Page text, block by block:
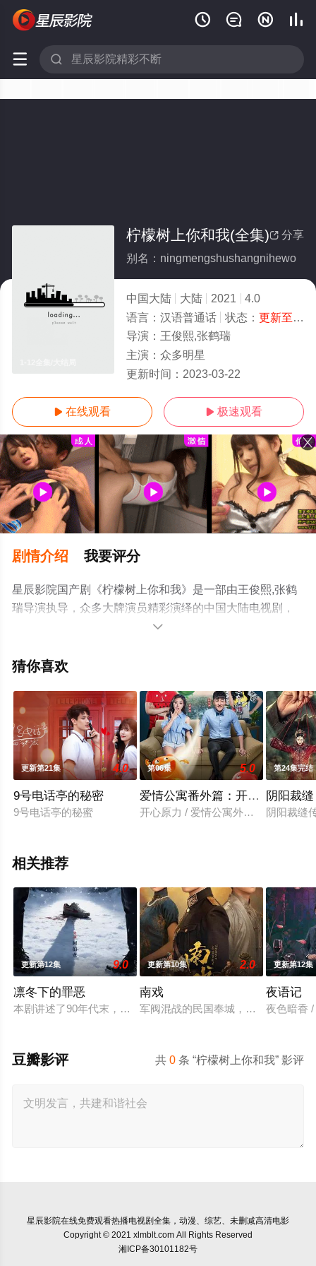
   
 
 分享
柠檬树上你和我(全集)
别名：ningmengshushangnihewo
中国大陆 大陆 2021
4.0
语言： 汉语普通话 状态： 更新至12集完结
导演： 王俊熙,张鹤瑞
主演： 众多明星
更新时间： 2023-03-22
 在线观看  极速观看
剧情介绍 我要评分
星辰影院国产剧《柠檬树上你和我》是一部由王俊熙,张鹤
瑞导演执导，众多大牌演员精彩演绎的中国大陆电视剧，
大结局剧情已揭晓（1-12全集），超前点播免费观看高清
移步至豆瓣电视剧、电视猫或剧情网等平台了解。

猜你喜欢
更新第21集 4.0
9号电话亭的秘密
9号电话亭的秘蜜
第06集 5.0
爱情公寓番外篇：开心原力
开心原力 / 爱情公寓外传之开心原力
第24集完结
阴阳裁缝
阴阳裁缝
相关推荐
更新第12集 9.0
凛冬下的罪恶
本剧讲述了90年代末，怒河市刑侦支队在无普及监控、无DNA
更新第10集 2.0
南戏
军阀混战的民国奉城，玉佛头离奇失
更新第12集
夜语记
夜色暗香
共0 条 “柠檬树上你和我” 影评
豆瓣影评
星辰影院在线免费观看热播电视剧全集，动漫、综艺、未删减高清电影
Copyright © 2021 xlmblt.com All Rights Reserved
湘ICP备30101182号